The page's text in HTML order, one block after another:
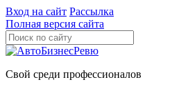
Вход на сайт Рассылка
Полная версия сайта
Свой среди профессионалов